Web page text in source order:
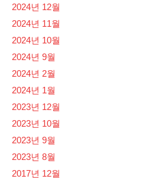
2024년 12월
2024년 11월
2024년 10월
2024년 9월
2024년 2월
2024년 1월
2023년 12월
2023년 10월
2023년 9월
2023년 8월
2017년 12월